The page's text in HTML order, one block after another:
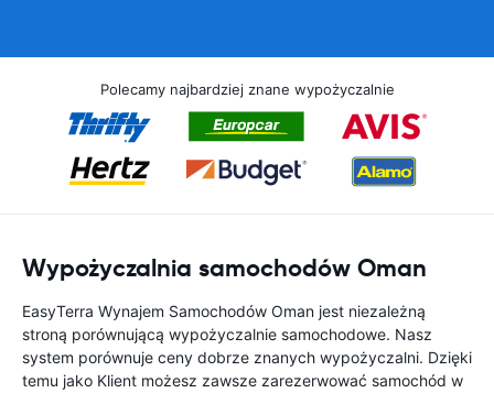
Polecamy najbardziej znane wypożyczalnie
Wypożyczalnia samochodów Oman
EasyTerra Wynajem Samochodów Oman jest niezależną
stroną porównującą wypożyczalnie samochodowe. Nasz
system porównuje ceny dobrze znanych wypożyczalni. Dzięki
temu jako Klient możesz zawsze zarezerwować samochód w